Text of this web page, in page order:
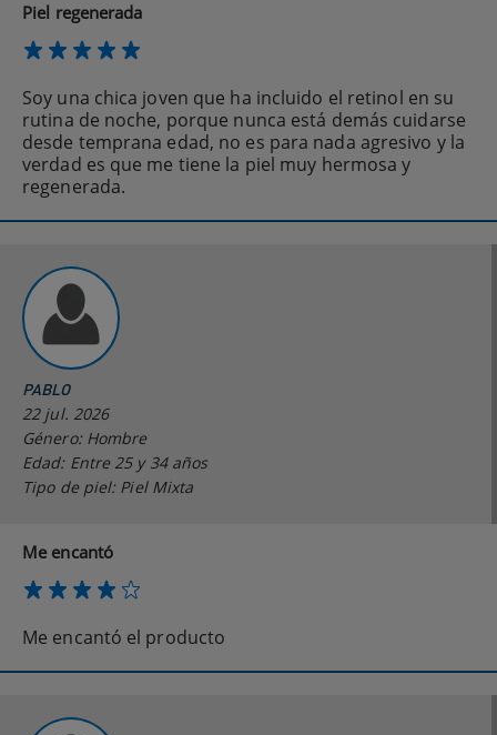
Piel regenerada
Soy una chica joven que ha incluido el retinol en su
rutina de noche, porque nunca está demás cuidarse
desde temprana edad, no es para nada agresivo y la
verdad es que me tiene la piel muy hermosa y
regenerada.
PABLO
22 jul. 2026
Género: Hombre
Edad: Entre 25 y 34 años
Tipo de piel: Piel Mixta
Me encantó
Me encantó el producto